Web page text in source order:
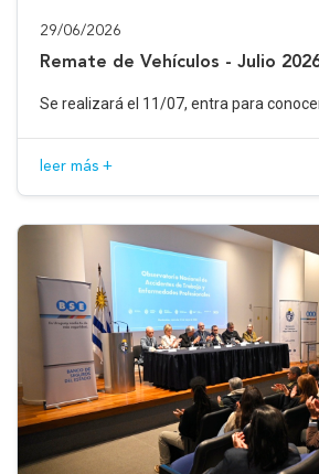
29/06/2026
Remate de Vehículos - Julio
Se realizará el 11/07, entra para
leer más +